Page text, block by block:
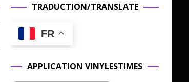
TRADUCTION/TRANSLATE
FR
APPLICATION VINYLESTIMES